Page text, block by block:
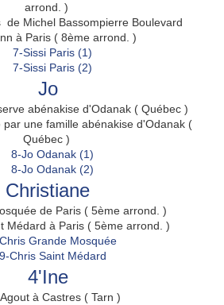
arrond. )
de Michel Bassompierre Boulevard
à Paris ( 8ème arrond. )
Jo
abénakise d'Odanak ( Québec )
une famille abénakise d'Odanak (
Québec )
Christiane
de Paris ( 5ème arrond. )
Médard à Paris ( 5ème arrond. )
4'Ine
à Castres ( Tarn )